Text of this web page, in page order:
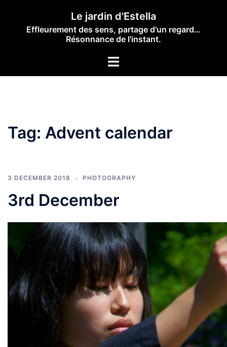
content
Le jardin d'Estella
Effleurement des sens, partage d'un regard…
Résonnance de l'instant.
Toggle
Tag: Advent calendar
3 DECEMBER 2018 PHOTOGRAPHY
3rd December